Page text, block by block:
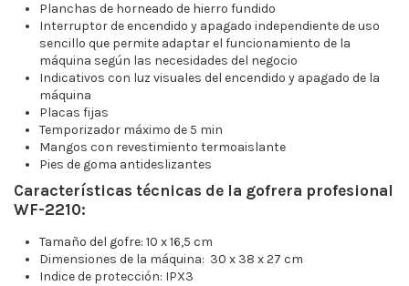
Planchas de horneado de hierro fundido
Interruptor de encendido y apagado independiente de uso
sencillo que permite adaptar el funcionamiento de la
máquina según las necesidades del negocio
Indicativos con luz visuales del encendido y apagado de la
máquina
Placas fijas
Temporizador máximo de 5 min
Mangos con revestimiento termoaislante
Pies de goma antideslizantes
Características técnicas de la gofrera profesional
WF-2210:
Tamaño del gofre: 10 x 16,5 cm
Dimensiones de la máquina: 30 x 38 x 27 cm
Indice de protección: IPX3